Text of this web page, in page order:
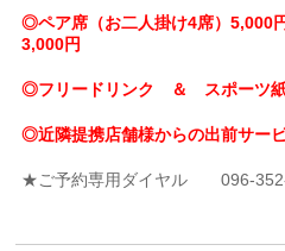
◎ペア席（お二人掛け4席）
3,000円
◎フリードリンク ＆ スポーツ紙
◎近隣提携店舗様からの出前サービ
★ご予約専用ダイヤル 096-